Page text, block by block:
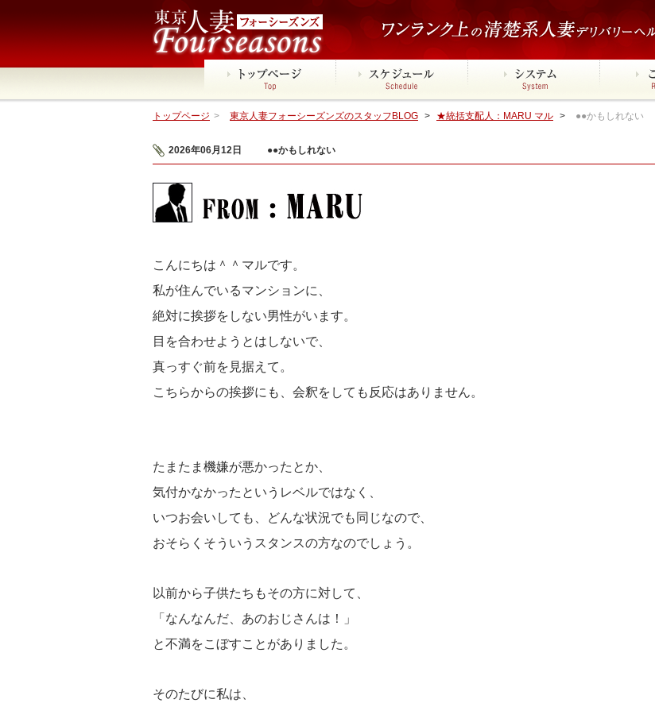
トップページ > 東京人妻フォーシーズンズのスタッフBLOG > ★統括支配人：MARU マル > ●●かもしれない
2026年06月12日 ●●かもしれない
こんにちは＾＾マルです。
私が住んでいるマンションに、
絶対に挨拶をしない男性がいます。
目を合わせようとはしないで、
真っすぐ前を見据えて。
こちらからの挨拶にも、会釈をしても反応はありません。
たまたま機嫌が悪かったとか、
気付かなかったというレベルではなく、
いつお会いしても、どんな状況でも同じなので、
おそらくそういうスタンスの方なのでしょう。
以前から子供たちもその方に対して、
「なんなんだ、あのおじさんは！」
と不満をこぼすことがありました。
そのたびに私は、